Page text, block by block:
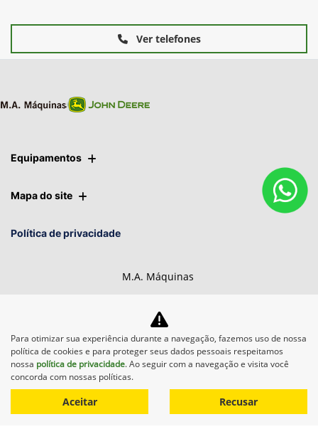
Ver telefones
Equipamentos
Mapa do site
Política de privacidade
M.A. Máquinas
Desacelere. Seu bem maior é
a vida.
Para otimizar sua experiência durante a navegação, fazemos uso de nossa
política de cookies e para proteger seus dados pessoais respeitamos
nossa política de privacidade. Ao seguir com a navegação e visita você
concorda com nossas políticas.
Aceitar Recusar